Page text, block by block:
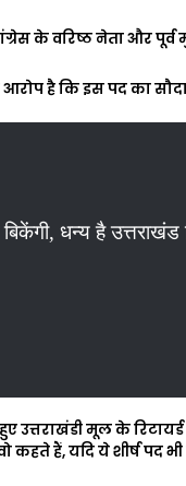
के वरिष्ठ नेता और
है कि इस पद का सौदा
धन्य है
मूल के
कहते हैं, यदि ये शीर्ष